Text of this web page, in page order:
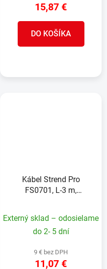
15,87 €
DO KOŠÍKA
Kábel Strend Pro
FS0701, L-3 m,
Externý sklad – odosielame
do 2- 5 dní
9 € bez DPH
11,07 €